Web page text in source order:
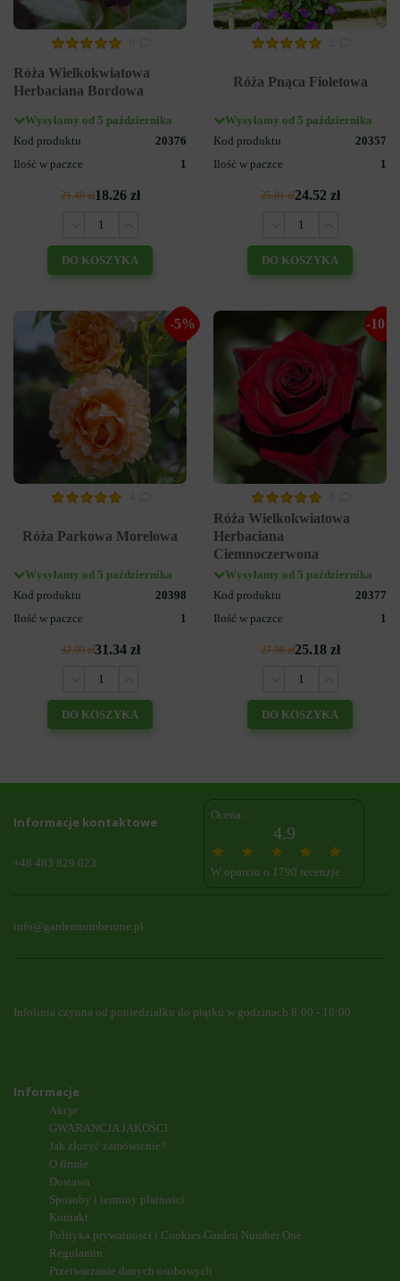
Róża Wielkokwiatowa
Herbaciana Bordowa
Wysyłamy od 5 października
Kod produktu
20376
Ilość w paczce
1
21.48 zł18.26 zł
DO KOSZYKA
Róża Pnąca Fioletowa
Wysyłamy od 5 października
Kod produktu
20357
Ilość w paczce
1
25.81 zł24.52 zł
DO KOSZYKA
-5%
Róża Parkowa Morelowa
Wysyłamy od 5 października
Kod produktu
20398
Ilość w paczce
1
32.99 zł31.34 zł
DO KOSZYKA
-10%
Róża Wielkokwiatowa
Herbaciana
Ciemnoczerwona
Wysyłamy od 5 października
Kod produktu
20377
Ilość w paczce
1
27.98 zł25.18 zł
DO KOSZYKA
Informacje kontaktowe
+48 483 829 023
Ocena:
4.9
W oparciu o 1790 recenzje
info@gardennumberone.pl
Infolinia czynna od poniedziałku do piątku w godzinach 8:00 - 16:00
Informacje
Akcje
GWARANCJA JAKOŚCI
Jak złożyć zamówienie?
O firmie
Dostawa
Sposoby i terminy płatności
Kontakt
Polityka prywatnosci i Cookies Garden Number One
Regulamin
Przetwarzanie danych osobowych